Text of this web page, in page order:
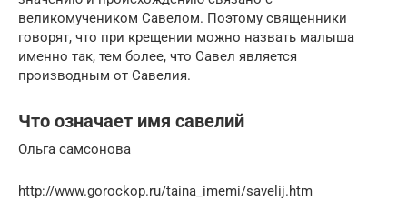
великомучеником Савелом. Поэтому священники
говорят, что при крещении можно назвать малыша
именно так, тем более, что Савел является
производным от Савелия.
Что означает имя савелий
Ольга самсонова
http://www.gorockop.ru/taina_imemi/savelij.htm